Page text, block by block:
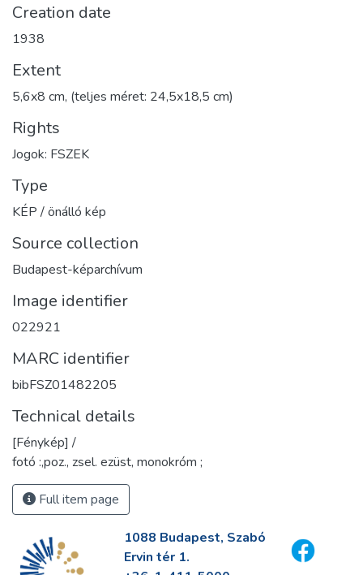
Creation date
1938
Extent
5,6x8 cm, (teljes méret: 24,5x18,5 cm)
Rights
Jogok: FSZEK
Type
KÉP / önálló kép
Source collection
Budapest-képarchívum
Image identifier
022921
MARC identifier
bibFSZ01482205
Technical details
[Fénykép] /
fotó :,poz., zsel. ezüst, monokróm ;
Full item page
1088 Budapest, Szabó
Ervin tér 1.